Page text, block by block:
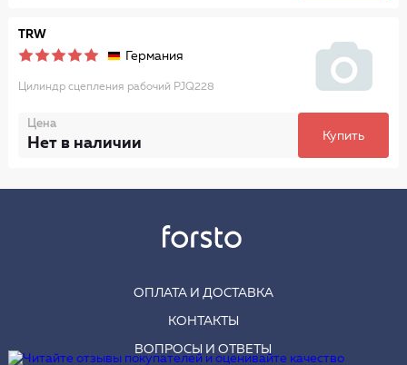
TRW
Германия
Цилиндр сцепления рабочий PJQ228
Цена
Нет в наличии Купить
ОПЛАТА И ДОСТАВКА
КОНТАКТЫ
ВОПРОСЫ И ОТВЕТЫ